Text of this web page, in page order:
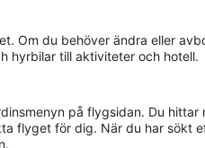
Om du behöver ändra eller
hyrbilar till aktiviteter och hotell.
på flygsidan. Du
flyget för dig. När du har sökt